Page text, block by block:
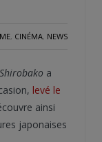
, CINÉMA, NEWS
a
levé le
ainsi
japonaises